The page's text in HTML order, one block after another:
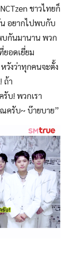
ชาวไทยก็
น อยากไปพบกับ
กันมานาน พวก
อดเยี่ยม
วังว่าทุกคนจะตั้ง
ถ้า
บ! พวกเรา
ครับ~ บ๊ายบาย”